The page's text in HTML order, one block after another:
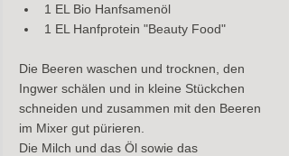
1 EL Bio Hanfsamenöl
1 EL Hanfprotein "Beauty Food"
Die Beeren waschen und trocknen, den
Ingwer schälen und in kleine Stückchen
schneiden und zusammen mit den Beeren
im Mixer gut pürieren.
Die Milch und das Öl sowie das